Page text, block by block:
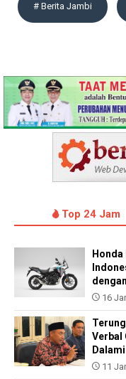
# Berita Jambi
Top 24 Jam
16
Verbal
Dalami
11